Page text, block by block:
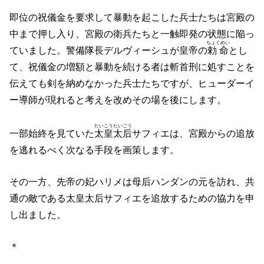
即位の祝儀金を要求して暴動を起こした兵士たちは宮殿の
中まで押し入り、宮殿の衛兵たちと一触即発の状態に陥っ
ていました。警備隊長デルヴィーシュが皇帝の勅命
ちょくめい
とし
て、祝儀金の増額と暴動を続ける者は斬首刑に処すことを
伝えても剣を納めなかった兵士たちですが、ヒューダーイ
ー導師が現れると考えを改めその場を後にします。
一部始終を見ていた太皇太后
たいこうたいごう
サフィエは、宮殿からの追放
を逃れるべく次なる手段を画策します。
その一方、先帝の妃ハリメは母后ハンダンの元を訪れ、共
通の敵である太皇太后サフィエを追放するための協力を申
し出ました。
＊